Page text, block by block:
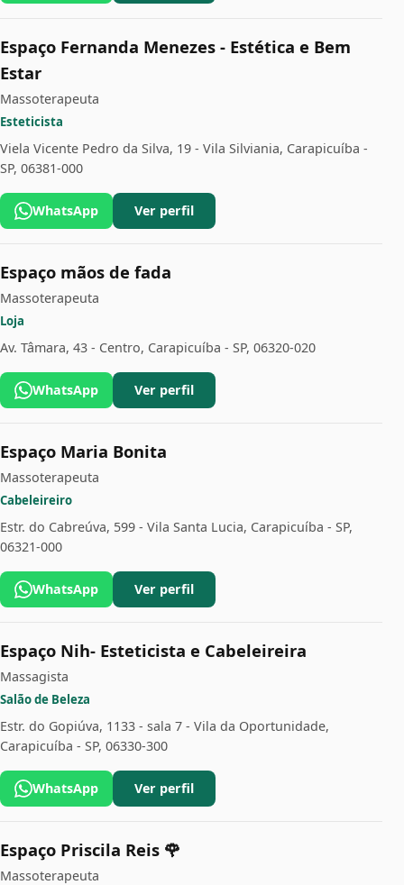
Espaço Fernanda Menezes - Estética e Bem
Estar
Massoterapeuta
Esteticista
Viela Vicente Pedro da Silva, 19 - Vila Silviania, Carapicuíba -
SP, 06381-000
WhatsApp Ver perfil
Espaço mãos de fada
Massoterapeuta
Loja
Av. Tâmara, 43 - Centro, Carapicuíba - SP, 06320-020
WhatsApp Ver perfil
Espaço Maria Bonita
Massoterapeuta
Cabeleireiro
Estr. do Cabreúva, 599 - Vila Santa Lucia, Carapicuíba - SP,
06321-000
WhatsApp Ver perfil
Espaço Nih- Esteticista e Cabeleireira
Massagista
Salão de Beleza
Estr. do Gopiúva, 1133 - sala 7 - Vila da Oportunidade,
Carapicuíba - SP, 06330-300
WhatsApp Ver perfil
Espaço Priscila Reis 🌹
Massoterapeuta